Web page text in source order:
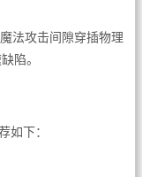
法攻击间隙穿插物理
陷。
如下：